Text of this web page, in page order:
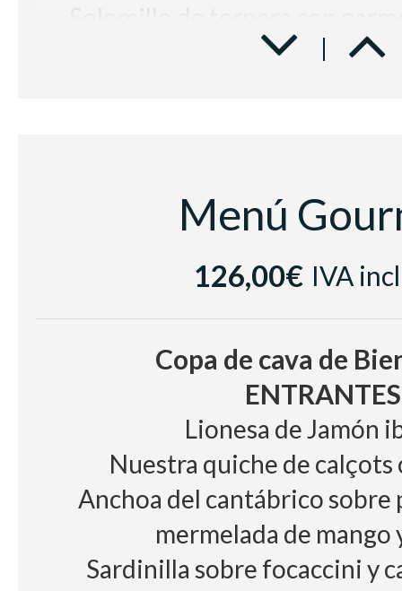
manzana y demi glace
BODEGA
Vino tinto Les Cousins
Cerveza, refrescos,
Menú
126,00€ IVA
Copa de cava de
ENTRANTES
Lionesa de Jamón
Nuestra quiche de calçots
Anchoa del cantábrico sobre
mermelada de mango
Sardinilla sobre focaccini y